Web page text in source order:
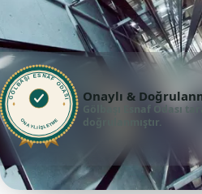
GÖLBAŞI ESNAF ODASI
ONAYLI İŞLETME
Onaylı &
Gölbaşı Esnaf Odası
doğrulanmıştır.